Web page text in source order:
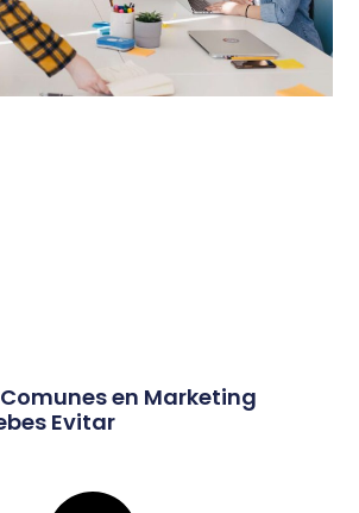
Comunes en Marketing
Evitar